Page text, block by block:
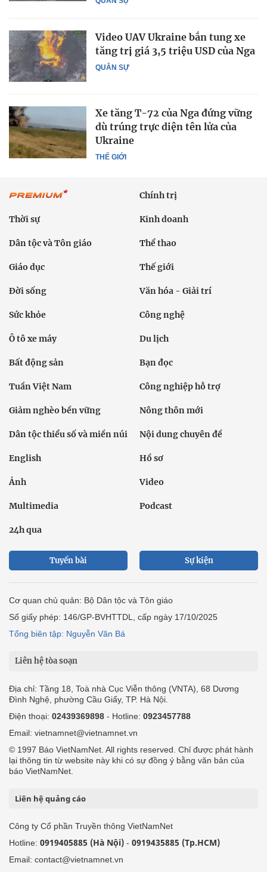
QUÂN SỰ
Video UAV Ukraine bắn tung xe
tăng trị giá 3,5 triệu USD của Nga
THẾ GIỚI
Xe tăng T-72 của Nga đứng vững
dù trúng trực diện tên lửa của
Ukraine
Chính trị
Thời sự Kinh doanh
Dân tộc và Tôn giáo Thể thao
Giáo dục Thế giới
Đời sống Văn hóa - Giải trí
Sức khỏe Công nghệ
Ô tô xe máy Du lịch
Bất động sản Bạn đọc
Tuần Việt Nam Công nghiệp hỗ trợ
Giảm nghèo bền vững Nông thôn mới
Dân tộc thiểu số và miền núi Nội dung chuyên đề
English Hồ sơ
Ảnh Video
Multimedia Podcast
24h qua
Tuyến bài Sự kiện
Cơ quan chủ quản: Bộ Dân tộc và Tôn giáo
Số giấy phép: 146/GP-BVHTTDL, cấp ngày 17/10/2025
Tổng biên tập: Nguyễn Văn Bá
Liên hệ tòa soạn
Địa chỉ: Tầng 18, Toà nhà Cục Viễn thông (VNTA), 68 Dương
Đình Nghệ, phường Cầu Giấy, TP. Hà Nội.
Điện thoại: 02439369898 - Hotline: 0923457788
Email: vietnamnet@vietnamnet.vn
© 1997 Báo VietNamNet. All rights reserved. Chỉ được phát hành
lại thông tin từ website này khi có sự đồng ý bằng văn bản của
báo VietNamNet.
Liên hệ quảng cáo
Công ty Cổ phần Truyền thông VietNamNet
Hotline: 0919405885 (Hà Nội) - 0919435885 (Tp.HCM)
Email: contact@vietnamnet.vn